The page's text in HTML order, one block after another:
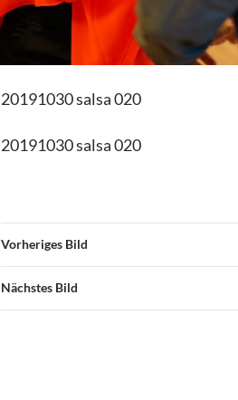
20191030 salsa 020
20191030 salsa 020
Vorheriges Bild
Nächstes Bild